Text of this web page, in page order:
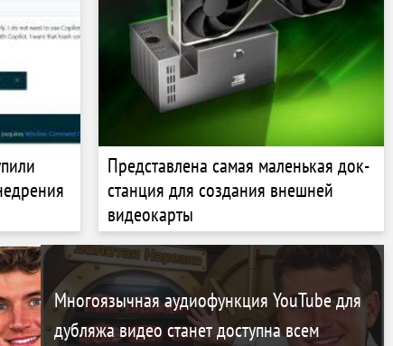
Представлена самая маленькая док-
станция для создания внешней
видеокарты
Многоязычная аудиофункция YouTube для
дубляжа видео станет доступна всем